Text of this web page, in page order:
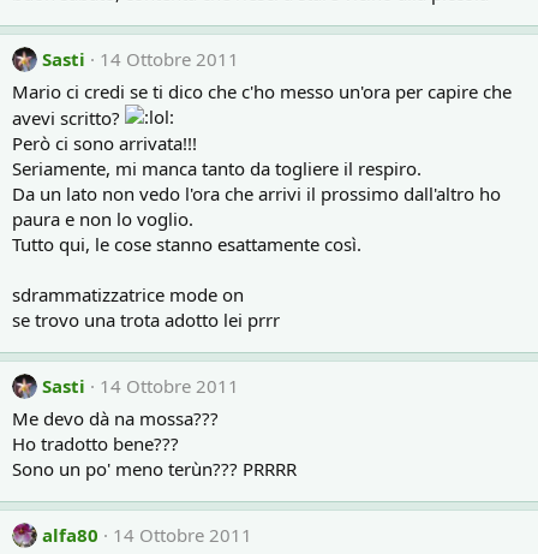
Sasti
14 Ottobre 2011
Mario ci credi se ti dico che c'ho messo un'ora per capire che
avevi scritto?
Però ci sono arrivata!!!
Seriamente, mi manca tanto da togliere il respiro.
Da un lato non vedo l'ora che arrivi il prossimo dall'altro ho
paura e non lo voglio.
Tutto qui, le cose stanno esattamente così.
sdrammatizzatrice mode on
se trovo una trota adotto lei prrr
Sasti
14 Ottobre 2011
Me devo dà na mossa???
Ho tradotto bene???
Sono un po' meno terùn??? PRRRR
alfa80
14 Ottobre 2011